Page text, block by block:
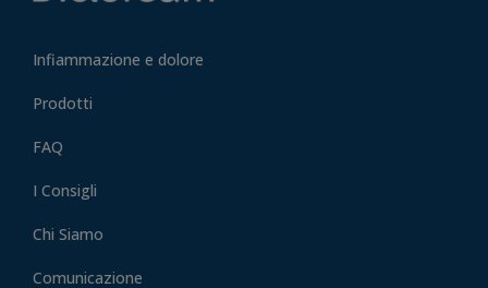
Infiammazione e dolore
Prodotti
FAQ
I Consigli
Chi Siamo
Comunicazione